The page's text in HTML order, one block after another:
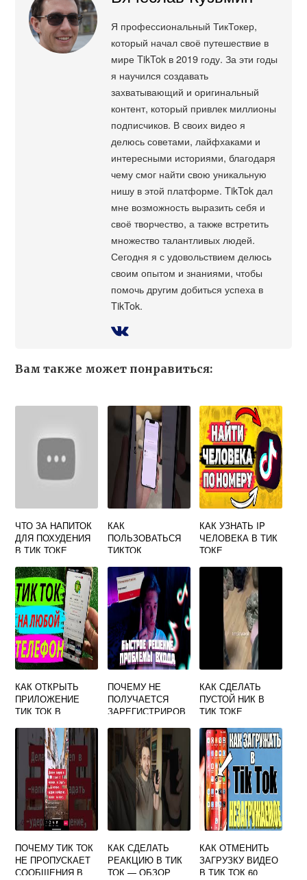
Я профессиональный ТикТокер,
который начал своё путешествие в
мире TikTok в 2019 году. За эти годы
я научился создавать
захватывающий и оригинальный
контент, который привлек миллионы
подписчиков. В своих видео я
делюсь советами, лайфхаками и
интересными историями, благодаря
чему смог найти свою уникальную
нишу в этой платформе. TikTok дал
мне возможность выразить себя и
своё творчество, а также встретить
множество талантливых людей.
Сегодня я с удовольствием делюсь
своим опытом и знаниями, чтобы
помочь другим добиться успеха в
TikTok.
Вам также может понравиться:
ЧТО ЗА НАПИТОК
ДЛЯ ПОХУДЕНИЯ
В ТИК ТОКЕ
КАК
ПОЛЬЗОВАТЬСЯ
ТИКТОК
КАК УЗНАТЬ IP
ЧЕЛОВЕКА В ТИК
ТОКЕ
КАК ОТКРЫТЬ
ПРИЛОЖЕНИЕ
ТИК ТОК В
БЕСПЛАТНО
ПОЧЕМУ НЕ
ПОЛУЧАЕТСЯ
ЗАРЕГИСТРИРОВ
МОД
КАК СДЕЛАТЬ
ПУСТОЙ НИК В
ТИК ТОКЕ
ПОЧЕМУ ТИК ТОК
НЕ ПРОПУСКАЕТ
СООБЩЕНИЯ В
КАК СДЕЛАТЬ
РЕАКЦИЮ В ТИК
ТОК — ОБЗОР
КАК ОТМЕНИТЬ
ЗАГРУЗКУ ВИДЕО
В ТИК ТОК 60